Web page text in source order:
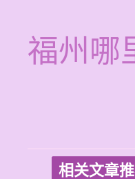
福州哪
相关文章